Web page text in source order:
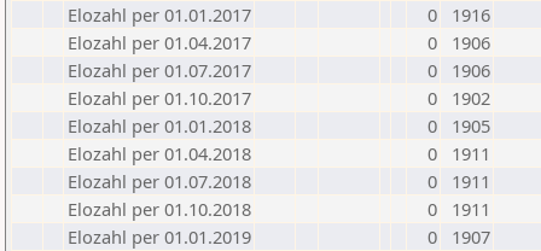
Elozahl per 01.01.2017
0
1916
Elozahl per 01.04.2017
0
1906
Elozahl per 01.07.2017
0
1906
Elozahl per 01.10.2017
0
1902
Elozahl per 01.01.2018
0
1905
Elozahl per 01.04.2018
0
1911
Elozahl per 01.07.2018
0
1911
Elozahl per 01.10.2018
0
1911
Elozahl per 01.01.2019
0
1907